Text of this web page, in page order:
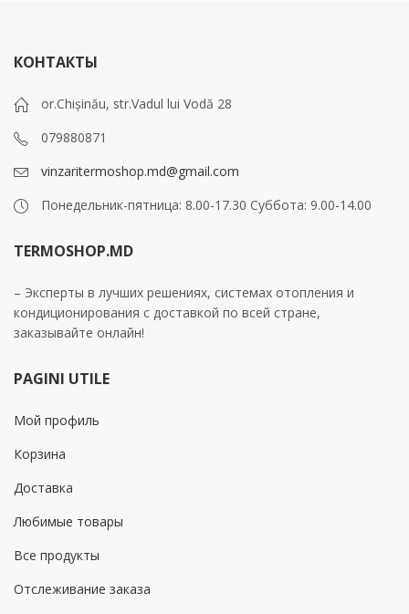
КОНТАКТЫ
or.Chișinău, str.Vadul lui Vodă 28
079880871
vinzaritermoshop.md@gmail.com
Понедельник-пятница: 8.00-17.30 Суббота: 9.00-14.00
TERMOSHOP.MD
– Эксперты в лучших решениях, системах отопления и
кондиционирования с доставкой по всей стране,
заказывайте онлайн!
PAGINI UTILE
Мой профиль
Корзина
Доставка
Любимые товары
Все продукты
Отслеживание заказа